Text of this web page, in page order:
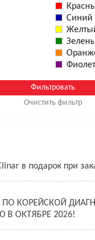
Синий
Очистить фильтр
в подарок при
КОРЕЙСКОЙ
В ОКТЯБРЕ 2026!